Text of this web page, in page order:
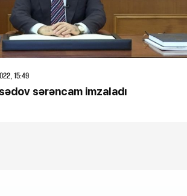
15:49
sərəncam imzaladı